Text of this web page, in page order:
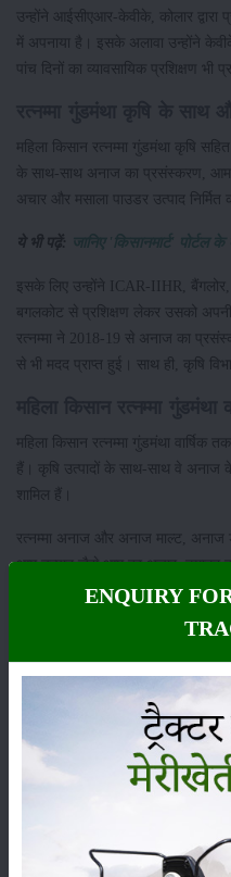
उन्होंने आईसीएआर-केवीके, कोलार द्वारा
में अपनाया है। इसके अलावा उन्होंने
पांच दिनों का व्यावसायिक प्रशिक्षण भी
महिला किसान रत्नम्मा गुंडमंथा कृषि
के साथ-साथ अनाज का प्रसंस्करण,
अचार और मसाला पाउडर उत्पाद
ये भी पढ़ें: जानिए 'किसानमार्ट' पोर्टल
इसके लिए उन्होंने ICAR-IIHR,
बगलकोट से प्रशिक्षण लेकर उसको अपनी
रत्नम्मा ने 2018-19 से अनाज का
से भी मदद प्राप्त हुई। साथ ही, कृषि
महिला किसान रत्नम्मा गुंडमंथा
हैं। कृषि उत्पादों के साथ-साथ वे
शामिल हैं।
रत्नम्मा अनाज और अनाज माल्ट, अनाज
आम उत्पाद जैसे आम का अचार, टमाटर
फसल
ENQUIRY